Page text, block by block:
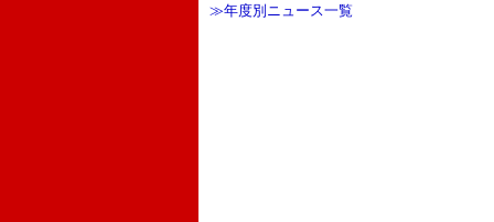
≫年度別ニュース一覧